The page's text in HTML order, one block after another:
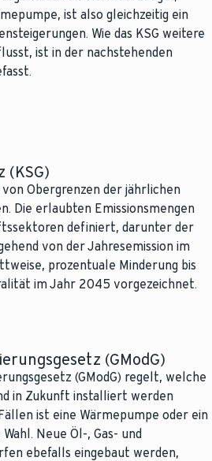
ist also gleichzeitig ein
Wie das KSG weitere
ist in der nachstehenden
(KSG)
Obergrenzen der jährlichen
Die erlaubten Emissionsmengen
definiert, darunter der
von der Jahresemission im
prozentuale Minderung bis
im Jahr 2045 vorgezeichnet.
(GModG)
(GModG) regelt, welche
in Zukunft installiert werden
ist eine Wärmepumpe oder ein
Neue Öl-, Gas- und
ebefalls eingebaut werden,